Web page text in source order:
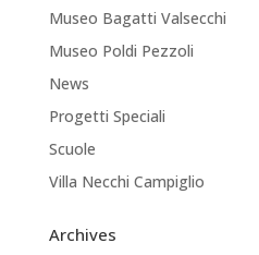
Museo Bagatti Valsecchi
Museo Poldi Pezzoli
News
Progetti Speciali
Scuole
Villa Necchi Campiglio
Archives